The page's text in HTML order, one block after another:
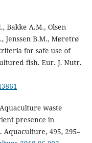
Bakke A.M., Olsen
Jenssen B.M., Møretrø
for safe use of
fish. Eur. J. Nutr.
waste
presence in
495, 295–